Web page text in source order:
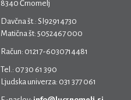
8340 Črnomelj
Davčna št.: SI92914730
Matična št: 5052467 000
Račun: 01217-6030714481
Tel.: 07 30 61 390
Ljudska univerza: 031 377 061